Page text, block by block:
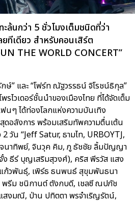
ล้นกว่า 5 ชั่วโมงเต็มชนิดที่ว่า
ทีเดียว สำหรับคอนเสิร์ต
THE WORLD CONCERT”
” และ “โฟร์ท ณัฐวรรธน์ จิโรชน์ธิกุล”
รไวเดอร์ชั้นนำของเมืองไทย ที่ได้จัดเต็ม
นๆ ได้ท่องโลกแห่งความบันเทิง
ดอลังการ พร้อมเสริมทัพความตื่นเต้น
วัน “Jeff Satur, ธามไท, URBOYTJ,
นาทิพย์, จินวุค คิม, ภู ธัชชัย ลิ้มปัญญา
ธีร์ บุญเสริมสุวงศ์), คริส พีรวัส แสง
ก้วพันธุ์, เพิร์ธ ธนพนธ์ สุขุมพันธนา
พรีม ชนิกานต์ ตังกบดี, เชลซี ณปภัช
งมณี, ป่าน ปทิตตา พรจำเริญรัตน์,